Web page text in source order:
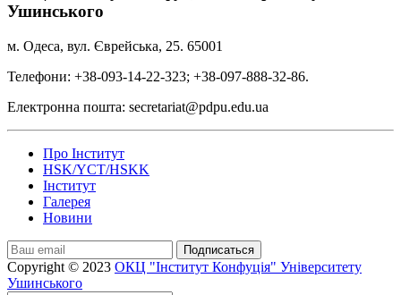
Ушинського
м. Одеса, вул. Єврейська, 25. 65001
Телефони: +38-093-14-22-323; +38-097-888-32-86.
Електронна пошта: secretariat@pdpu.edu.ua
Про Інститут
HSK/YCT/HSKK
Інститут
Галерея
Новини
Подписаться
Copyright © 2023 ОКЦ "Інститут Конфуція" Університету
Ушинського